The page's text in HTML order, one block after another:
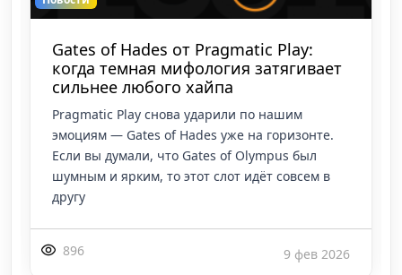
Gates of Hades от Pragmatic Play:
когда темная мифология затягивает
сильнее любого хайпа
Pragmatic Play снова ударили по нашим
эмоциям — Gates of Hades уже на горизонте.
Если вы думали, что Gates of Olympus был
шумным и ярким, то этот слот идёт совсем в
другу
896 9 фев 2026